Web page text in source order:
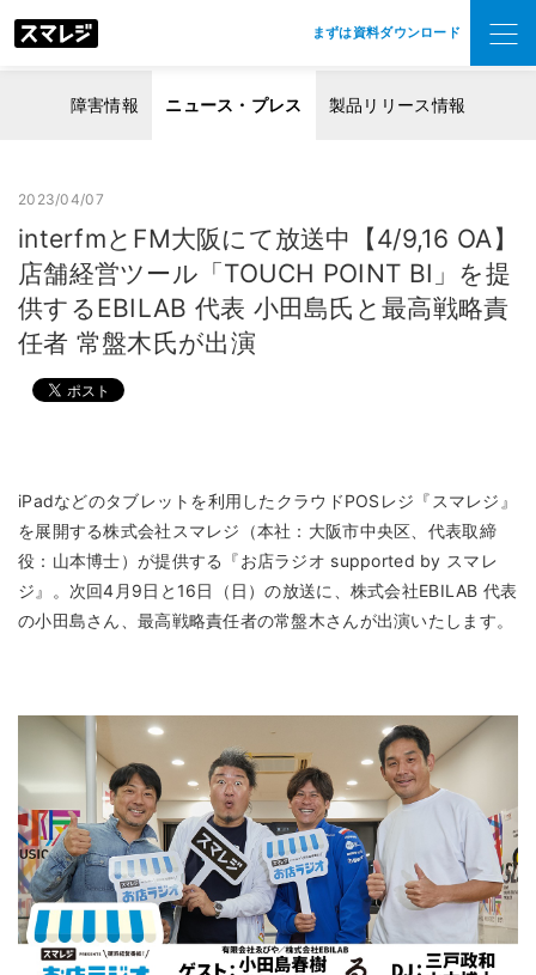
まずは資料ダウンロード
障害情報 ニュース・プレス 製品リリース情報
2023/04/07
interfmとFM大阪にて放送中【4/9,16 OA】
店舗経営ツール「TOUCH POINT BI」を提
供するEBILAB 代表 小田島氏と最高戦略責
任者 常盤木氏が出演
iPadなどのタブレットを利用したクラウドPOSレジ『スマレジ』
を展開する株式会社スマレジ（本社：大阪市中央区、代表取締
役：山本博士）​​が提供する『お店ラジオ supported by スマレ
ジ』。次回4月9日と16日（日）の放送に、株式会社EBILAB 代表
の小田島さん、最高戦略責任者の常盤木さんが出演いたします。